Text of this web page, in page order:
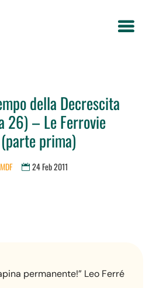
della Decrescita
26) – Le Ferrovie
prima)
24 Feb 2011
permanente!” Leo Ferré